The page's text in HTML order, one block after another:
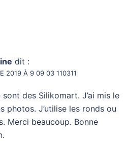
dit :
2019 À 9 09 03 110311
sont des Silikomart. J’ai mis le
photos. J’utilise les ronds ou
Merci beaucoup. Bonne